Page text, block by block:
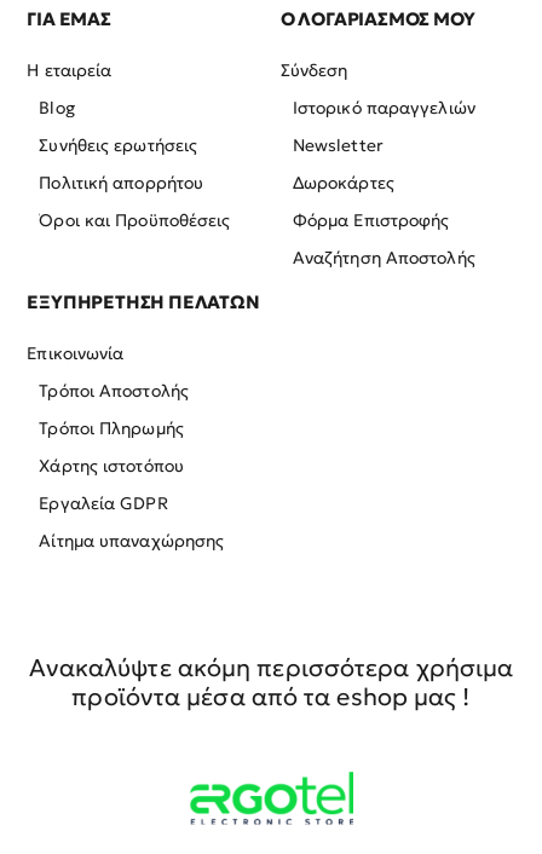
ΓΙΑ ΕΜΑΣ
Η εταιρεία
Blog
Συνήθεις ερωτήσεις
Πολιτική απορρήτου
Όροι και Προϋποθέσεις
Ο ΛΟΓΑΡΙΑΣΜΟΣ ΜΟΥ
Σύνδεση
Ιστορικό παραγγελιών
Newsletter
Δωροκάρτες
Φόρμα Επιστροφής
Αναζήτηση Αποστολής
ΕΞΥΠΗΡΕΤΗΣΗ ΠΕΛΑΤΩΝ
Επικοινωνία
Τρόποι Αποστολής
Τρόποι Πληρωμής
Χάρτης ιστοτόπου
Εργαλεία GDPR
Αίτημα υπαναχώρησης
Ανακαλύψτε ακόμη περισσότερα χρήσιμα
προϊόντα μέσα από τα eshop μας !